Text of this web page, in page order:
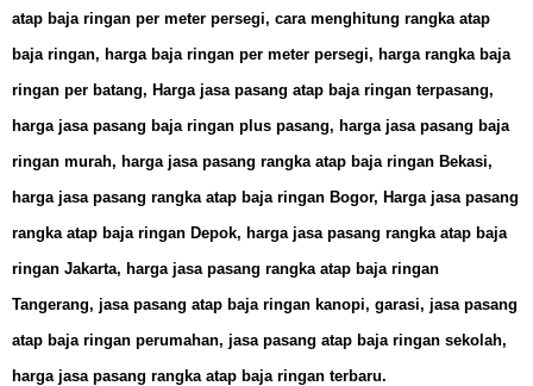
atap baja ringan per meter persegi, cara menghitung rangka atap
baja ringan, harga baja ringan per meter persegi, harga rangka baja
ringan per batang, Harga jasa pasang atap baja ringan terpasang,
harga jasa pasang baja ringan plus pasang, harga jasa pasang baja
ringan murah, harga jasa pasang rangka atap baja ringan Bekasi,
harga jasa pasang rangka atap baja ringan Bogor, Harga jasa pasang
rangka atap baja ringan Depok, harga jasa pasang rangka atap baja
ringan Jakarta, harga jasa pasang rangka atap baja ringan
Tangerang, jasa pasang atap baja ringan kanopi, garasi, jasa pasang
atap baja ringan perumahan, jasa pasang atap baja ringan sekolah,
harga jasa pasang rangka atap baja ringan terbaru.